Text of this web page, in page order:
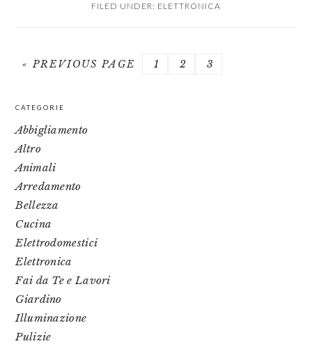
FILED UNDER: ELETTRONICA
«GO
PREVIOUS PAGE PAGE
1 PAGE
2 PAGE
3
PRIMARY
SIDEBAR
CATEGORIE
Abbigliamento
Altro
Animali
Arredamento
Bellezza
Cucina
Elettrodomestici
Elettronica
Fai da Te e Lavori
Giardino
Illuminazione
Pulizie